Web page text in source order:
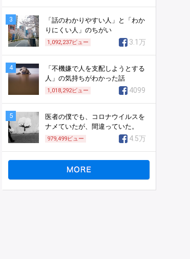
3
「話のわかりやすい人」と「わか
りにくい人」のちがい
1,092,237ビュー 3.1万
4
「不機嫌で人を支配しようとする
人」の気持ちがわかった話
1,018,292ビュー 4099
5
医者の僕でも、コロナウイルスを
ナメていたが、間違っていた。
979,499ビュー 4.5万